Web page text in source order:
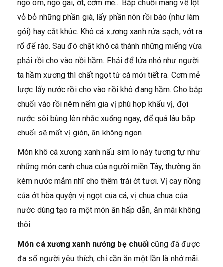
ngò om, ngò gai, ớt, cơm mẻ… Bắp chuối mang về lột
vỏ bỏ những phần già, lấy phần nõn rồi bào (như làm
gỏi) hay cắt khúc. Khô cá xương xanh rửa sạch, vớt ra
rổ để ráo. Sau đó chặt khô cá thành những miếng vừa
phải rồi cho vào nồi hầm. Phải để lửa nhỏ như người
ta hầm xương thì chất ngọt từ cá mới tiết ra. Cơm mẻ
lược lấy nước rồi cho vào nồi khô đang hầm. Cho bắp
chuối vào rồi nêm nếm gia vị phù hợp khẩu vị, đợi
nước sôi bùng lên nhắc xuống ngay, để quá lâu bắp
chuối sẽ mất vị giòn, ăn không ngon.
Món khô cá xương xanh nấu sim lo này tương tự như
những món canh chua của người miền Tây, thường ăn
kèm nước mắm nhĩ cho thêm trái ớt tươi. Vị cay nồng
của ớt hòa quyện vị ngọt của cá, vị chua chua của
nước dùng tạo ra một món ăn hấp dẫn, ăn mãi không
thôi.
Món cá xương xanh nướng bẹ chuối cũng đã được
đa số người yêu thích, chỉ cần ăn một lần là nhớ mãi.